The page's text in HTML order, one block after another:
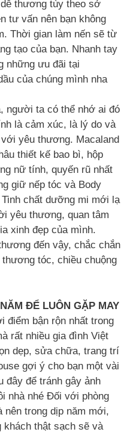
thương tùy theo sở
tư vấn nên bạn không
Thời gian làm nến sẽ từ
tạo của bạn. Nhanh tay
những ưu đãi tại
của chúng mình nha
người ta có thể nhớ ai đó
là cảm xúc, là lý do và
yêu thương. Macaland
thiết kế bao bì, hộp
nữ tính, quyến rũ nhất
giữ nếp tóc và Body
chất dưỡng mi mới lạ
yêu thương, quan tâm
xinh đẹp của mình.
đến vậy, chắc chắn
tóc, chiều chuộng
ĐỂ LUÔN GẶP MAY
điểm bận rộn nhất trong
rất nhiều gia đình Việt
dẹp, sửa chữa, trang trí
gợi ý cho bạn một vài
đây để tránh gây ảnh
nhà nhé Đối với phòng
nên trong dịp năm mới,
khách thật sạch sẽ và